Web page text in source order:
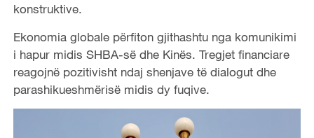
konstruktive.
Ekonomia globale përfiton gjithashtu nga komunikimi
i hapur midis SHBA-së dhe Kinës. Tregjet financiare
reagojnë pozitivisht ndaj shenjave të dialogut dhe
parashikueshmërisë midis dy fuqive.